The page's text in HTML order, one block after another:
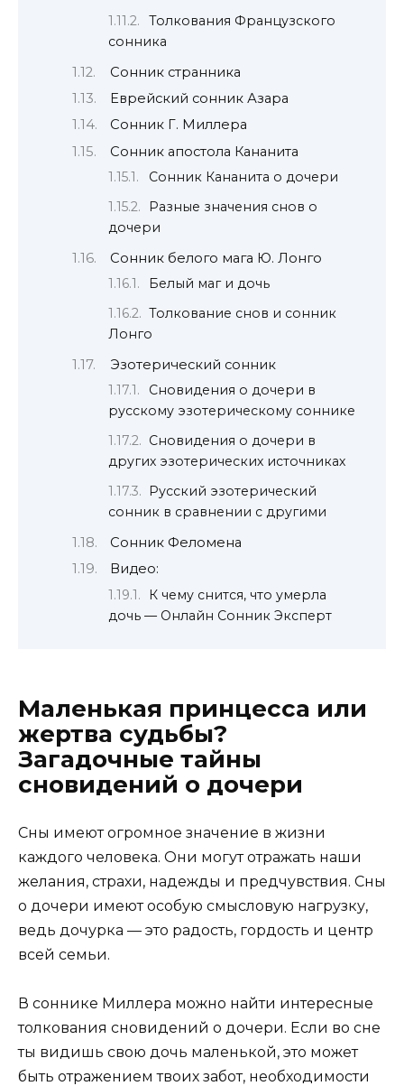
Толкования Французского
сонника
Сонник странника
Еврейский сонник Азара
Сонник Г. Миллера
Сонник апостола Кананита
Сонник Кананита о дочери
Разные значения снов о
дочери
Сонник белого мага Ю. Лонго
Белый маг и дочь
Толкование снов и сонник
Лонго
Эзотерический сонник
Сновидения о дочери в
русскому эзотерическому соннике
Сновидения о дочери в
других эзотерических источниках
Русский эзотерический
сонник в сравнении с другими
Сонник Феломена
Видео:
К чему снится, что умерла
дочь — Онлайн Сонник Эксперт
Маленькая принцесса или
жертва судьбы?
Загадочные тайны
сновидений о дочери
Сны имеют огромное значение в жизни
каждого человека. Они могут отражать наши
желания, страхи, надежды и предчувствия. Сны
о дочери имеют особую смысловую нагрузку,
ведь дочурка — это радость, гордость и центр
всей семьи.
В соннике Миллера можно найти интересные
толкования сновидений о дочери. Если во сне
ты видишь свою дочь маленькой, это может
быть отражением твоих забот, необходимости